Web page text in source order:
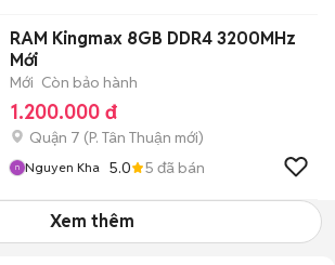
RAM Kingmax 8GB DDR4 3200MHz
Mới
Mới Còn bảo hành
1.200.000 đ
Quận 7 (P. Tân Thuận mới)
Nguyen Kha 5.0 5 đã bán
Xem thêm